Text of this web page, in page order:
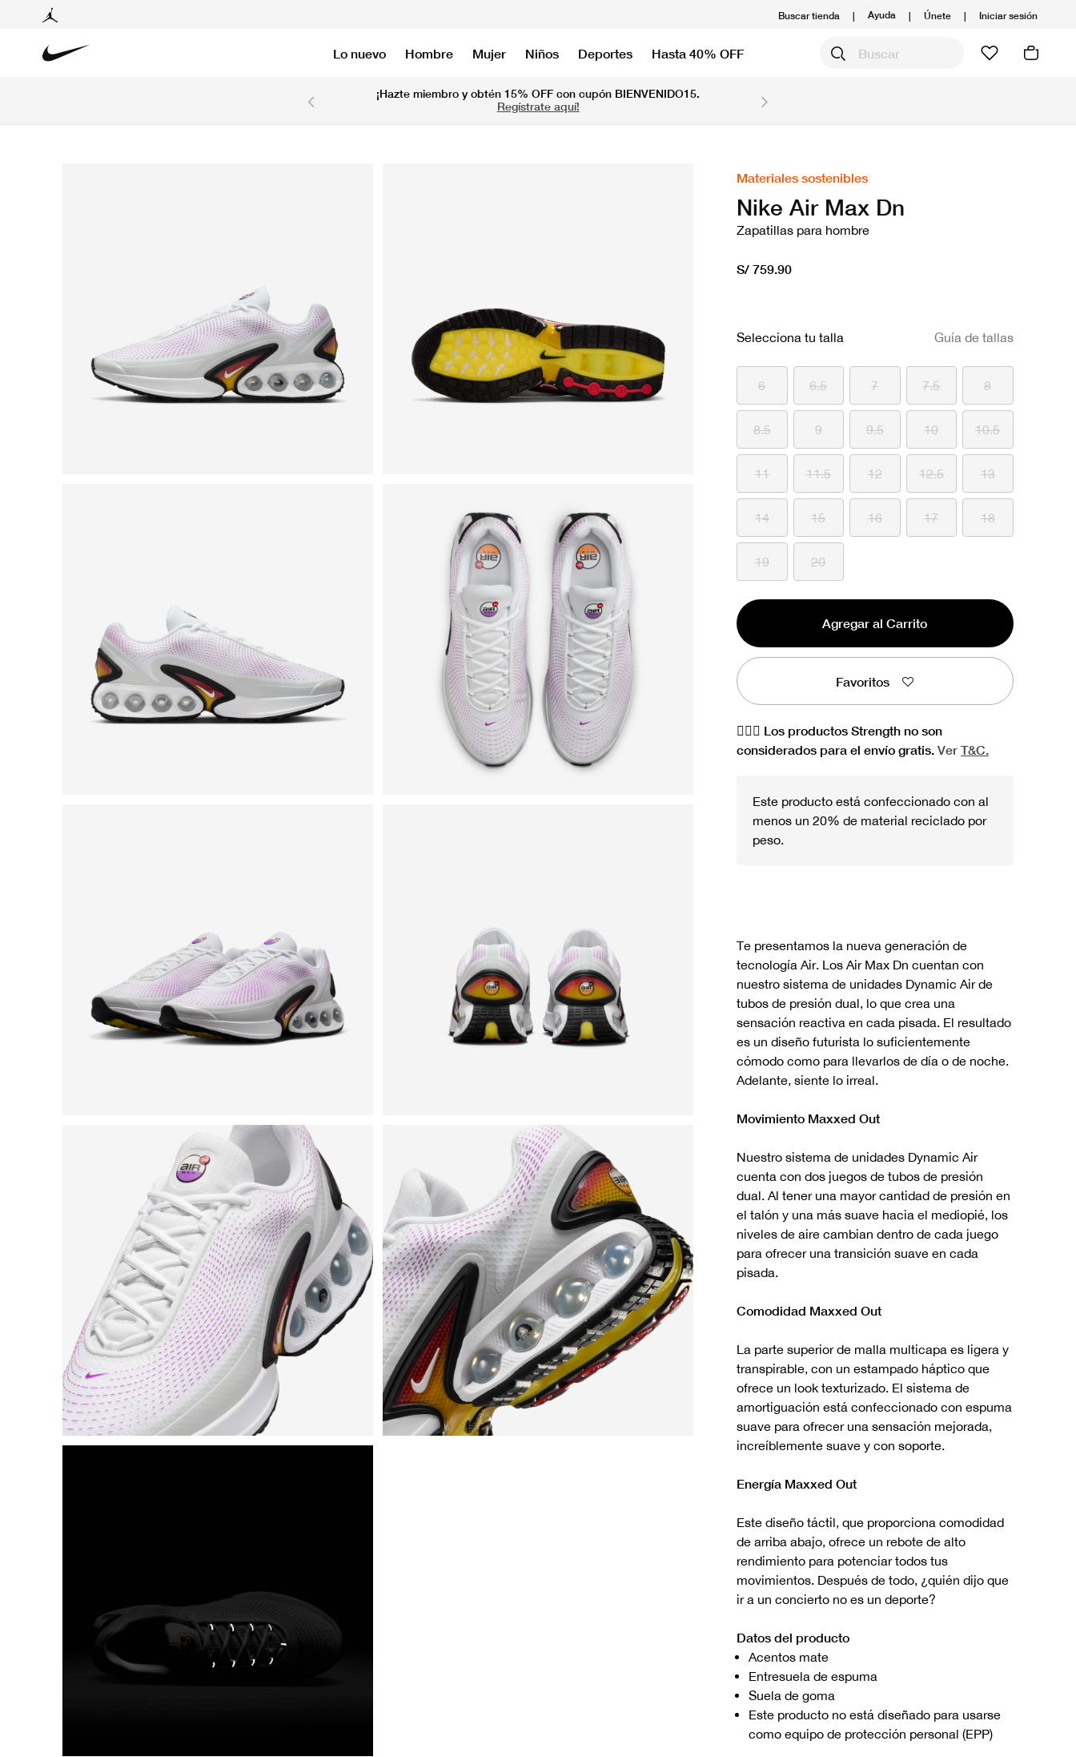
Buscar tienda | Ayuda | Únete | Iniciar sesión
Lo nuevo Hombre Mujer Niños Deportes Hasta 40% OFF
¡Hazte miembro y obtén 15% OFF con cupón BIENVENIDO15.
Regístrate aquí!
Materiales sostenibles
Nike Air Max Dn
Zapatillas para hombre
S/ 759.90
Selecciona tu talla Guía de tallas
6 6.5 7 7.5 8
8.5 9 9.5 10 10.5
11 11.5 12 12.5 13
14 15 16 17 18
19 20
Agregar al Carrito
Favoritos
🏋🏻‍♀️ Los productos Strength no son
considerados para el envío gratis. Ver T&C.
Este producto está confeccionado con al
menos un 20% de material reciclado por
peso.
Te presentamos la nueva generación de
tecnología Air. Los Air Max Dn cuentan con
nuestro sistema de unidades Dynamic Air de
tubos de presión dual, lo que crea una
sensación reactiva en cada pisada. El resultado
es un diseño futurista lo suficientemente
cómodo como para llevarlos de día o de noche.
Adelante, siente lo irreal.
Movimiento Maxxed Out
Nuestro sistema de unidades Dynamic Air
cuenta con dos juegos de tubos de presión
dual. Al tener una mayor cantidad de presión en
el talón y una más suave hacia el mediopié, los
niveles de aire cambian dentro de cada juego
para ofrecer una transición suave en cada
pisada.
Comodidad Maxxed Out
La parte superior de malla multicapa es ligera y
transpirable, con un estampado háptico que
ofrece un look texturizado. El sistema de
amortiguación está confeccionado con espuma
suave para ofrecer una sensación mejorada,
increíblemente suave y con soporte.
Energía Maxxed Out
Este diseño táctil, que proporciona comodidad
de arriba abajo, ofrece un rebote de alto
rendimiento para potenciar todos tus
movimientos. Después de todo, ¿quién dijo que
ir a un concierto no es un deporte?
Datos del producto
Acentos mate
Entresuela de espuma
Suela de goma
Este producto no está diseñado para usarse
como equipo de protección personal (EPP)